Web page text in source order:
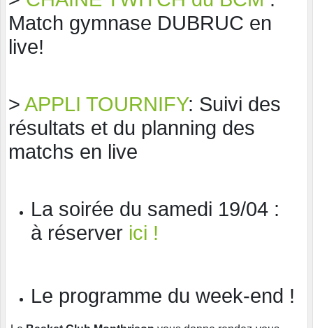
Match gymnase DUBRUC en
live!
> APPLI TOURNIFY: Suivi des
résultats et du planning des
matchs en live
La soirée du samedi 19/04 :
à réserver ici !
Le programme du week-end !